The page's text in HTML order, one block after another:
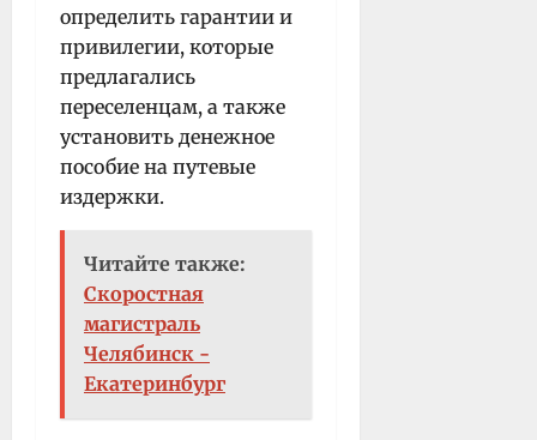
определить гарантии и
привилегии, которые
предлагались
переселенцам, а также
установить денежное
пособие на путевые
издержки.
Читайте также:
Скоростная
магистраль
Челябинск -
Екатеринбург